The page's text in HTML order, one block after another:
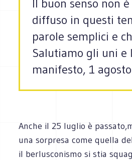
Il buon senso non
diffuso in questi
parole semplici e
Salutiamo gli uni e
manifesto, 1
Anche il 25 luglio è
una sorpresa come quella
il berlusconismo si stia